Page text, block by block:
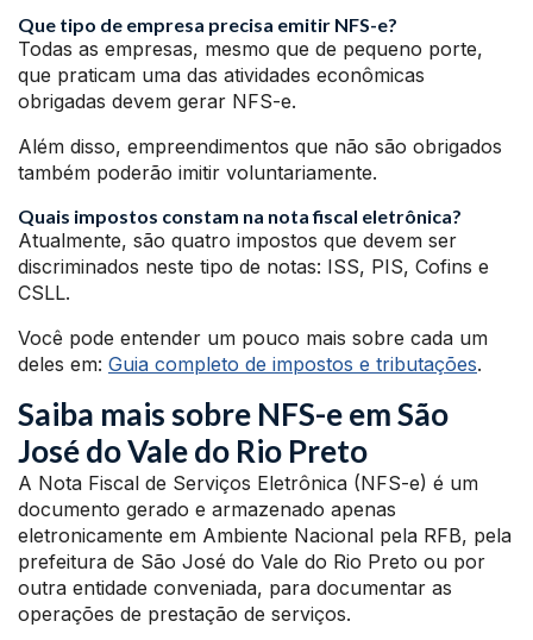
Que tipo de empresa precisa emitir NFS-e?
Todas as empresas, mesmo que de pequeno porte,
que praticam uma das atividades econômicas
obrigadas devem gerar NFS-e.
Além disso, empreendimentos que não são obrigados
também poderão imitir voluntariamente.
Quais impostos constam na nota fiscal eletrônica?
Atualmente, são quatro impostos que devem ser
discriminados neste tipo de notas: ISS, PIS, Cofins e
CSLL.
Você pode entender um pouco mais sobre cada um
deles em: Guia completo de impostos e tributações.
Saiba mais sobre NFS-e em São
José do Vale do Rio Preto
A Nota Fiscal de Serviços Eletrônica (NFS-e) é um
documento gerado e armazenado apenas
eletronicamente em Ambiente Nacional pela RFB, pela
prefeitura de São José do Vale do Rio Preto ou por
outra entidade conveniada, para documentar as
operações de prestação de serviços.